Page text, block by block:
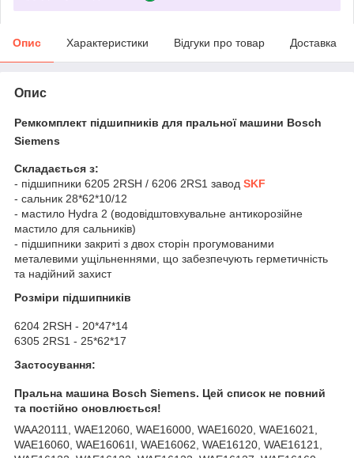
Опис Характеристики Відгуки про товар Доставка
Опис
Ремкомплект підшипників для пральної машини Bosch
Siemens
Складається з:
- підшипники 6205 2RSH / 6206 2RS1 завод SKF
- сальник 28*62*10/12
- мастило Hydra 2 (водовідштовхувальне антикорозійне
мастило для сальників)
- підшипники закриті з двох сторін прогумованими
металевими ущільненнями, що забезпечують герметичність
та надійний захист
Розміри підшипників
6204 2RSH - 20*47*14
6305 2RS1 - 25*62*17
Застосування:
Пральна машина Bosch Siemens. Цей список не повний
та постійно оновлюється!
WAA20111, WAE12060, WAE16000, WAE16020, WAE16021,
WAE16060, WAE16061I, WAE16062, WAE16120, WAE16121,